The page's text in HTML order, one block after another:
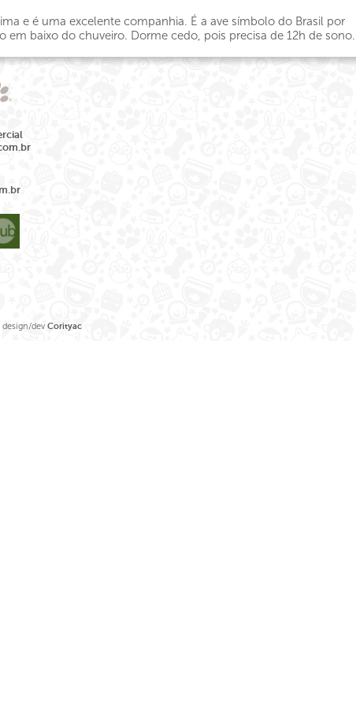
e é uma excelente companhia. É a ave símbolo do Brasil por
baixo do chuveiro. Dorme cedo, pois precisa de 12h de sono.
dev Corityac